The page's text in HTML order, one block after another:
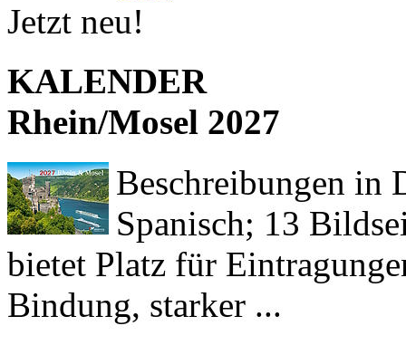
Jetzt neu!
KALENDER
Rhein/Mosel 2027
Beschreibungen in
Spanisch; 13
bietet Platz für
Bindung, starker ...